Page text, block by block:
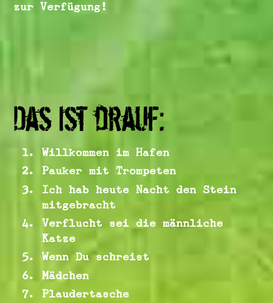
zur Verfügung!
Das ist drauf:
Willkommen im Hafen
Pauker mit Trompeten
Ich hab heute Nacht den Stein
mitgebracht
Verflucht sei die männliche
Katze
Wenn Du schreist
Mädchen
Plaudertasche